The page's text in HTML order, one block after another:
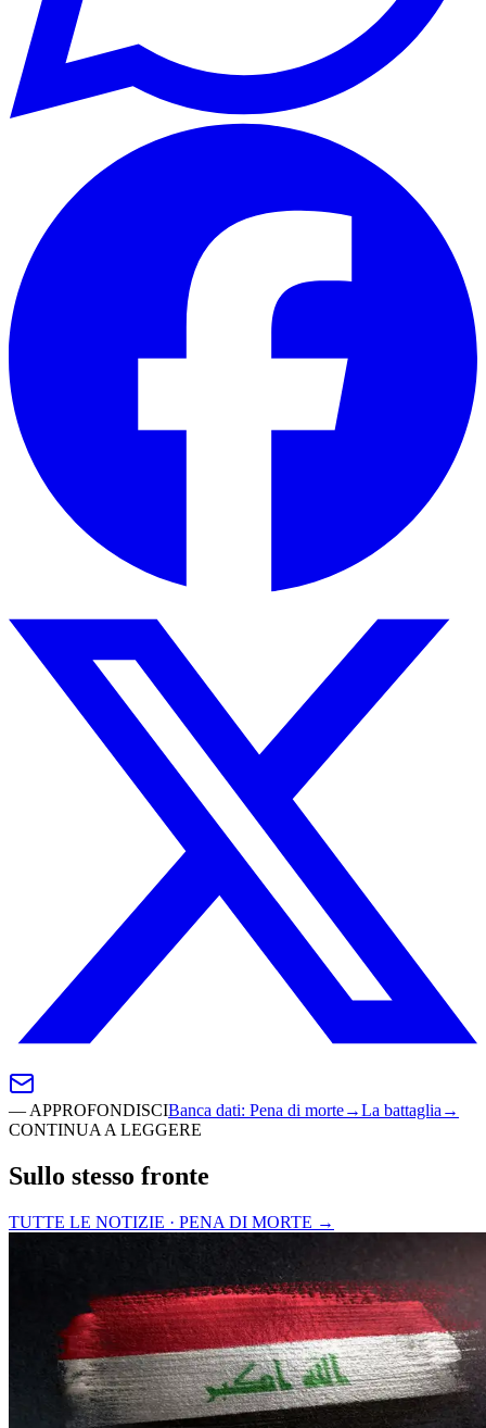
— APPROFONDISCIBanca dati: Pena di morte→La battaglia →
CONTINUA A LEGGERE
Sullo stesso fronte
TUTTE LE NOTIZIE · PENA DI MORTE →